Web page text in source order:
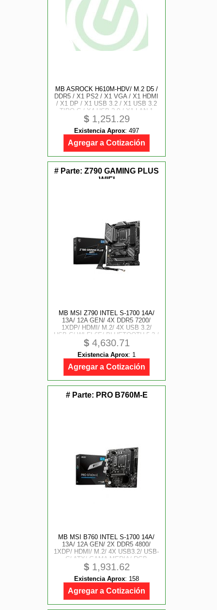
MB ASROCK H610M-HDV/ M.2 D5 /
DDR5 / X1 PS2 / X1 VGA / X1 HDMI
/ X1 DP / X1 USB 3.2 / X1 USB 3.2
TIPO C / X4 USB 2.0 / X1 LAN 1
GBE / SOCKET 1700
$1,251.29
Existencia Aprox: 497
Agregar a Cotización
# Parte: Z790 GAMING PLUS
WIFI
MB MSI Z790 INTEL S-1700 14A/
13A/ 12A GEN/ 4X DDR5 7200/
1XDP/ HDMI/ M.2/ 4X USB 3.2/
USB-C/ WI-FI 6E/ BLUETOOTH 5.3 /
ATX/ RGB/ GAMA ALTA
$4,630.71
Existencia Aprox: 1
Agregar a Cotización
# Parte: PRO B760M-E
MB MSI B760 INTEL S-1700 14A/
13A/ 12A GEN/ 2X DDR5 4800/
1XDP/ HDMI/ M.2/ 4X USB3.2/ USB-
C/ ATX/ GAMA MEDIA/ RGB
$1,931.62
Existencia Aprox: 158
Agregar a Cotización